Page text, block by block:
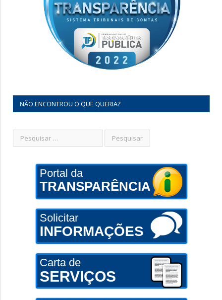
NÃO ENCONTROU O QUE QUERIA?
Portal da
TRANSPARÊNCIA
Solicitar
INFORMAÇÕES
Carta de
SERVIÇOS